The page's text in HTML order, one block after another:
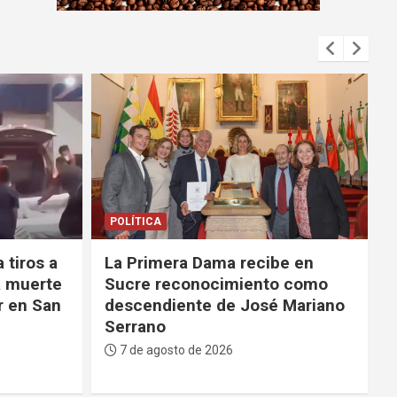
m
t
:
en
DEPORTES
La FBF da su respaldo a
Infantino tras su fallido
proyecto para privatizar el
Mundial
7 de agosto de 2026